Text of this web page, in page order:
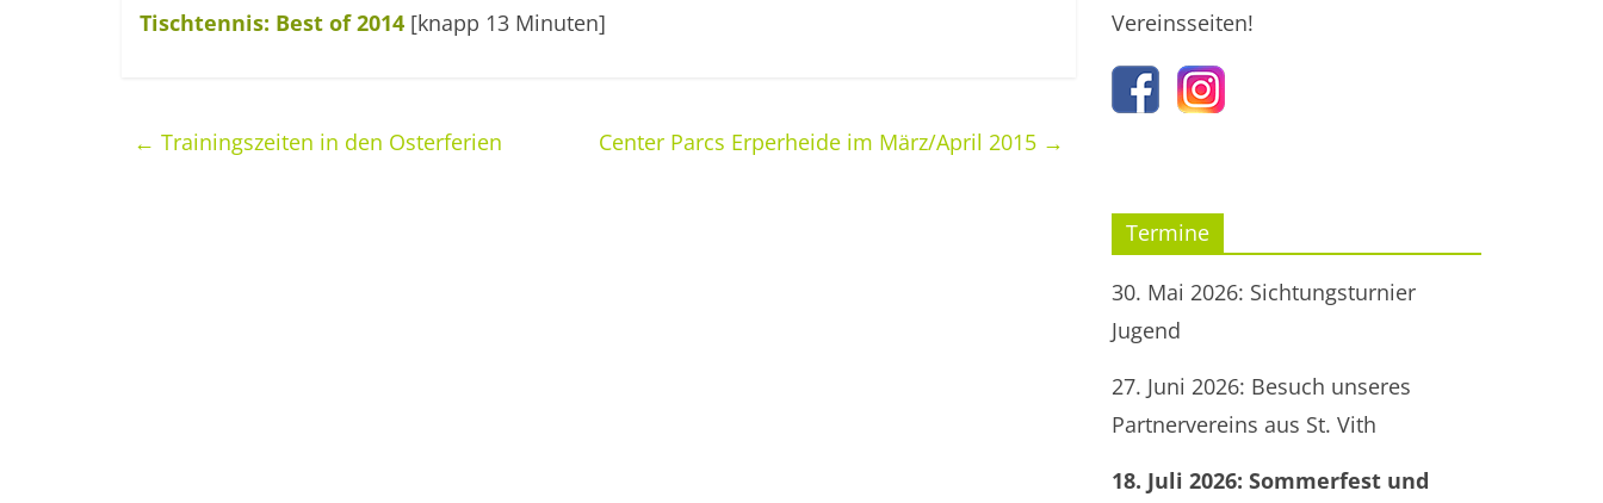
Tischtennis: Best of 2014 [knapp 13 Minuten]
← Trainingszeiten in den Osterferien Center Parcs Erperheide im März/April 2015 →
Vereinsseiten!
Termine
30. Mai 2026: Sichtungsturnier
Jugend
27. Juni 2026: Besuch unseres
Partnervereins aus St. Vith
18. Juli 2026: Sommerfest und